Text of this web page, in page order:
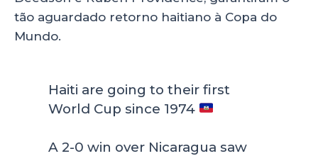
tão aguardado retorno haitiano à Copa do
Mundo.
Haiti are going to their first
World Cup since 1974
A 2-0 win over Nicaragua saw